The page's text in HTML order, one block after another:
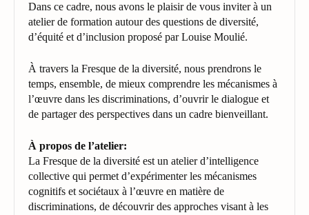
Dans ce cadre, nous avons le plaisir de vous inviter à un
atelier de formation autour des questions de diversité,
d’équité et d’inclusion proposé par Louise Moulié.
À travers la Fresque de la diversité, nous prendrons le
temps, ensemble, de mieux comprendre les mécanismes à
l’œuvre dans les discriminations, d’ouvrir le dialogue et
de partager des perspectives dans un cadre bienveillant.
À propos de l’atelier:
La Fresque de la diversité est un atelier d’intelligence
collective qui permet d’expérimenter les mécanismes
cognitifs et sociétaux à l’œuvre en matière de
discriminations, de découvrir des approches visant à les